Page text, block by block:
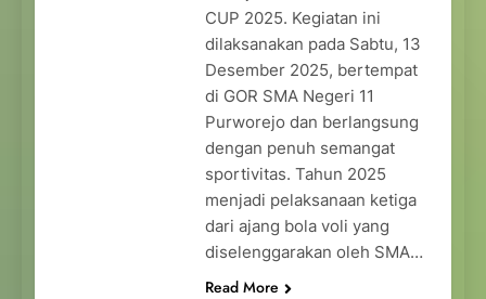
CUP 2025. Kegiatan ini
dilaksanakan pada Sabtu, 13
Desember 2025, bertempat
di GOR SMA Negeri 11
Purworejo dan berlangsung
dengan penuh semangat
sportivitas. Tahun 2025
menjadi pelaksanaan ketiga
dari ajang bola voli yang
diselenggarakan oleh SMA…
Read More